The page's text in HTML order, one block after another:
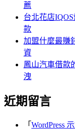
薦
台北花店
款
加盟什麼最賺
資
鳳山汽車借款
洩
近期留言
「 WordPress